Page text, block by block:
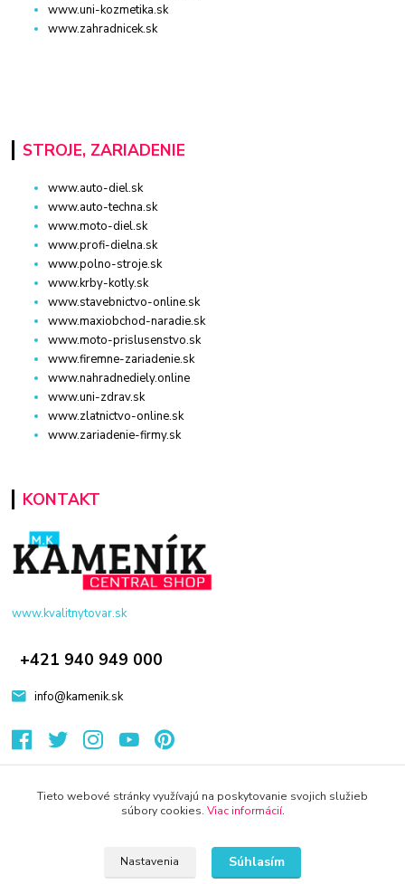
www.uni-kozmetika.sk
www.zahradnicek.sk
STROJE, ZARIADENIE
www.auto-diel.sk
www.auto-techna.sk
www.moto-diel.sk
www.profi-dielna.sk
www.polno-stroje.sk
www.krby-kotly.sk
www.stavebnictvo-online.sk
www.maxiobchod-naradie.sk
www.moto-prislusenstvo.sk
www.firemne-zariadenie.sk
www.nahradnediely.online
www.uni-zdrav.sk
www.zlatnictvo-online.sk
www.zariadenie-firmy.sk
KONTAKT
www.kvalitnytovar.sk
+421 940 949 000
info@kamenik.sk
Tieto webové stránky využívajú na poskytovanie svojich služieb
súbory cookies. Viac informácií.
Nastavenia Súhlasím